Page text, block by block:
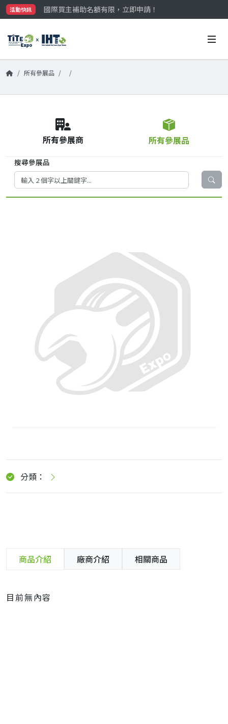
活動快訊
國際買主補助名額有限，立即申請！
參觀門票開放申請中‼️
國際買主補助名額有限，立即申請！
所有參展品
所有參展商 所有參展品
搜尋參展品
分類：
商品介紹 廠商介紹 相關商品
目前無內容